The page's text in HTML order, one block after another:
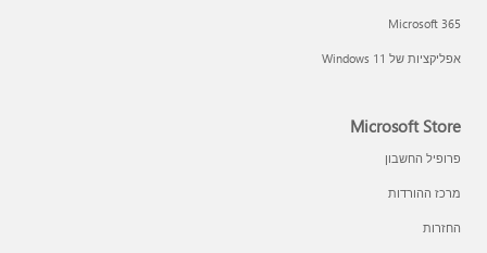
Microsoft 365
אפליקציות של Windows 11‏
Microsoft Store
פרופיל החשבון
מרכז ההורדות
החזרות